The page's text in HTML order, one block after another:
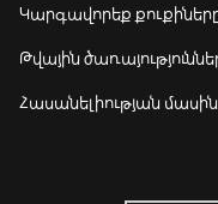
Կարգավորեք
Թվային
Հասանելիության